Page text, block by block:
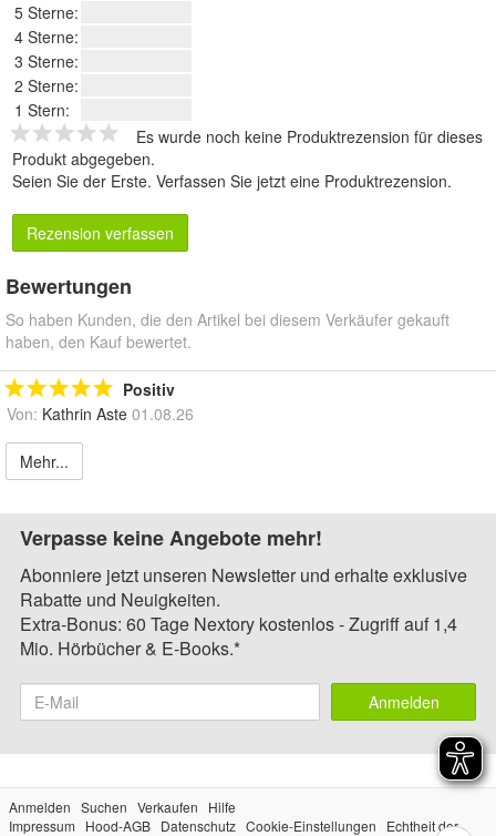
5 Sterne:
4 Sterne:
3 Sterne:
2 Sterne:
1 Stern:
Es wurde noch keine Produktrezension für dieses
Produkt abgegeben.
Seien Sie der Erste. Verfassen Sie jetzt eine Produktrezension.
Rezension verfassen
Bewertungen
So haben Kunden, die den Artikel bei diesem Verkäufer gekauft
haben, den Kauf bewertet.
Positiv
Von: Kathrin Aste 01.08.26
Mehr...
Verpasse keine Angebote mehr!
Abonniere jetzt unseren Newsletter und erhalte exklusive
Rabatte und Neuigkeiten.
Extra-Bonus: 60 Tage Nextory kostenlos - Zugriff auf 1,4
Mio. Hörbücher & E-Books.*
Anmelden
Anmelden Suchen Verkaufen
Hilfe
Impressum
Hood-AGB Datenschutz Cookie-Einstellungen
Echtheit der